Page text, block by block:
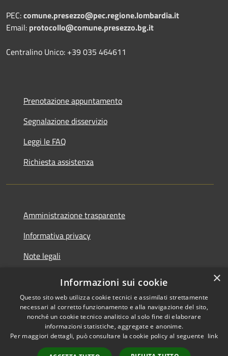
PEC:comune.presezzo@pec.regione.lombardia.it
Email: protocollo@comune.presezzo.bg.it
Centralino Unico: +39 035 464611
Prenotazione appuntamento
Segnalazione disservizio
Leggi le FAQ
Richiesta assistenza
Amministrazione trasparente
Informativa privacy
Note legali
Dichiarazione di accessibilità
Accessibilità
Copyright © 2026 • Comune di
Presezzo • Powered by
×
Informazioni sui cookie
Questo sito web utilizza cookie tecnici e assimilati strettamente
necessari al corretto funzionamento e alla navigazione del sito,
nonché un cookie tecnico analitico al solo fine di elaborare
informazioni statistiche, aggregate e anonime.
Per maggiori dettagli, può consultare la cookie policy al seguente link